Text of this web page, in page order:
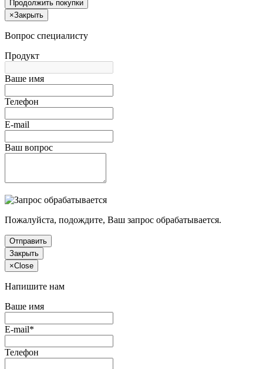
Продолжить покупки
×Закрыть
Вопрос специалисту
Продукт
Ваше имя
Телефон
E-mail
Ваш вопрос
Пожалуйста, подождите, Ваш запрос обрабатывается.
Отправить
Закрыть
×Close
Напишите нам
Ваше имя
E-mail*
Телефон